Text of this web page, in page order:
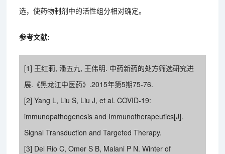
选，使药物制剂中的活性组分相对确定。
参考文献:
[1] 王红莉, 潘五九, 王伟明. 中药新药的处方筛选研究进
展.《黑龙江中医药》.2015年第5期75-76.
[2] Yang L, Liu S, Liu J, et al. COVID-19:
immunopathogenesis and Immunotherapeutics[J].
Signal Transduction and Targeted Therapy.
[3] Del Rio C, Omer S B, Malani P N. Winter of